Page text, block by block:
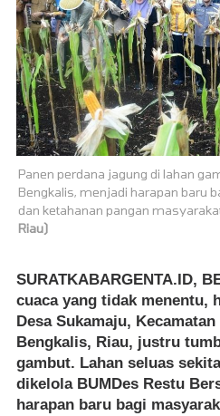
Panen perdana jagung di lahan
Bengkalis, menjadi harapan baru
dan ketahanan pangan
Riau)
SURATKABARGENTA.ID,
cuaca yang tidak menentu,
Desa Sukamaju,
Bengkalis, Riau, justru
gambut. Lahan seluas
dikelola BUMDes Restu
harapan baru bagi